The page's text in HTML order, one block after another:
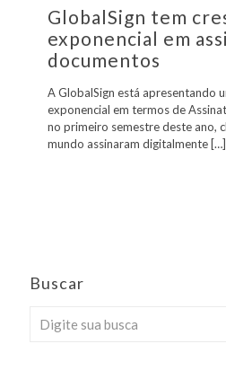
GlobalSign tem
exponencial em
documentos
A GlobalSign está apresentando
exponencial em termos de
no primeiro semestre deste ano,
mundo assinaram digitalmente […]
Buscar